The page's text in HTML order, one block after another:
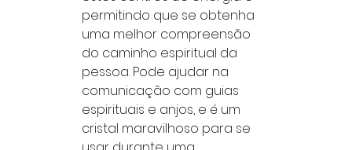
permitindo que se obtenha
uma melhor compreensão
do caminho espiritual da
pessoa. Pode ajudar na
comunicação com guias
espirituais e anjos, e é um
cristal maravilhoso para se